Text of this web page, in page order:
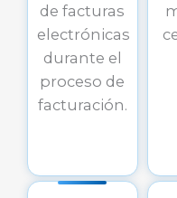
de facturas
electrónicas
durante el
proceso de
facturación.